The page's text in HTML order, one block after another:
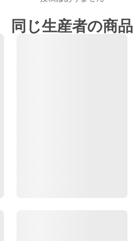
同じ生産者の商品